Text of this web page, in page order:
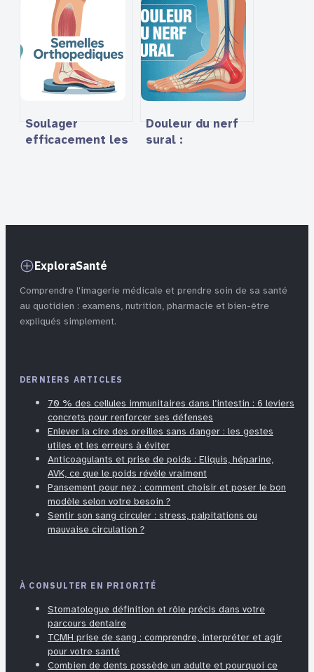
vous avec le
médecin conseil
de la sécurité
sociale
sur ce dispositif
médical
essentiel
Soulager
efficacement les
Douleur du nerf
sural :
ExploraSanté
Comprendre l'imagerie médicale et prendre soin de sa santé
au quotidien : examens, nutrition, pharmacie et bien-être
expliqués simplement.
DERNIERS ARTICLES
70 % des cellules immunitaires dans l’intestin : 6 leviers
concrets pour renforcer ses défenses
Enlever la cire des oreilles sans danger : les gestes
utiles et les erreurs à éviter
Anticoagulants et prise de poids : Eliquis, héparine,
AVK, ce que le poids révèle vraiment
Pansement pour nez : comment choisir et poser le bon
modèle selon votre besoin ?
Sentir son sang circuler : stress, palpitations ou
mauvaise circulation ?
À CONSULTER EN PRIORITÉ
Stomatologue définition et rôle précis dans votre
parcours dentaire
TCMH prise de sang : comprendre, interpréter et agir
pour votre santé
Combien de dents possède un adulte et pourquoi ce